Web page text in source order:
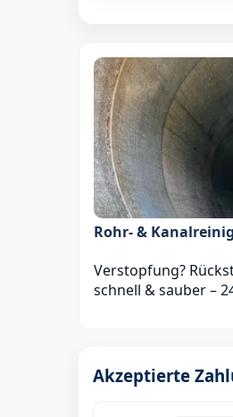
Rohr- &
Verstopfung?
schnell & sauber –
Akzeptierte